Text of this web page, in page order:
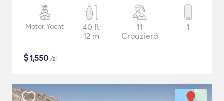
Motor Yacht
40 ft
12 m
11
Croazieră
1
$1,550 /zi